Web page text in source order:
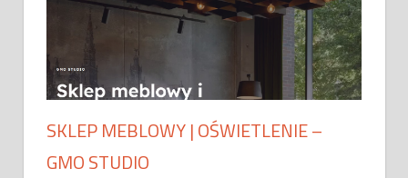
SKLEP MEBLOWY | OŚWIETLENIE –
GMO STUDIO